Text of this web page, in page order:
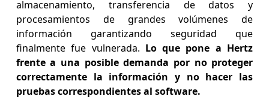
almacenamiento, transferencia de datos y
procesamientos de grandes volúmenes de
información garantizando seguridad que
finalmente fue vulnerada. Lo que pone a Hertz
frente a una posible demanda por no proteger
correctamente la información y no hacer las
pruebas correspondientes al software.